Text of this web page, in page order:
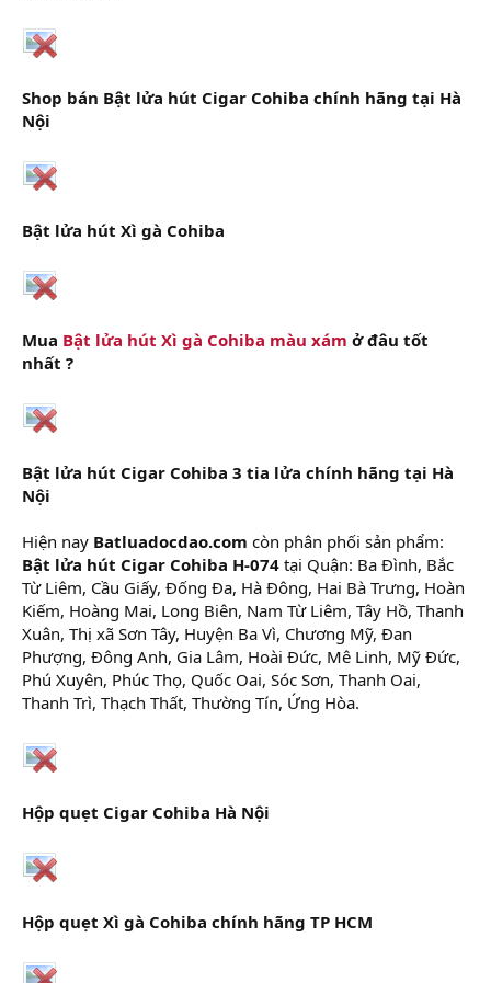
Shop bán Bật lửa hút Cigar Cohiba chính hãng tại Hà
Nội
Bật lửa hút Xì gà Cohiba
Mua Bật lửa hút Xì gà Cohiba màu xám ở đâu tốt
nhất ?
Bật lửa hút Cigar Cohiba 3 tia lửa chính hãng tại Hà
Nội
Hiện nay Batluadocdao.com còn phân phối sản phẩm:
Bật lửa hút Cigar Cohiba H-074 tại Quận: Ba Đình, Bắc
Từ Liêm, Cầu Giấy, Đống Đa, Hà Đông, Hai Bà Trưng, Hoàn
Kiếm, Hoàng Mai, Long Biên, Nam Từ Liêm, Tây Hồ, Thanh
Xuân, Thị xã Sơn Tây, Huyện Ba Vì, Chương Mỹ, Đan
Phượng, Đông Anh, Gia Lâm, Hoài Đức, Mê Linh, Mỹ Đức,
Phú Xuyên, Phúc Thọ, Quốc Oai, Sóc Sơn, Thanh Oai,
Thanh Trì, Thạch Thất, Thường Tín, Ứng Hòa.
Hộp quẹt Cigar Cohiba Hà Nội
Hộp quẹt Xì gà Cohiba chính hãng TP HCM